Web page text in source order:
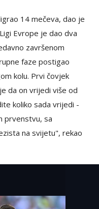
14 mečeva, dao je
Evrope je dao dva
završenom
faze postigao
kolu. Prvi čovjek
da on vrijedi više od
koliko sada vrijedi -
prvenstvu, sa
na svijetu", rekao